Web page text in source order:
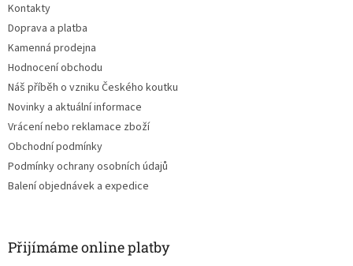
Kontakty
Doprava a platba
Kamenná prodejna
Hodnocení obchodu
Náš příběh o vzniku Českého koutku
Novinky a aktuální informace
Vrácení nebo reklamace zboží
Obchodní podmínky
Podmínky ochrany osobních údajů
Balení objednávek a expedice
Přijímáme online platby